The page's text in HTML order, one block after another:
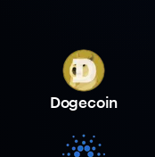
Dogecoin